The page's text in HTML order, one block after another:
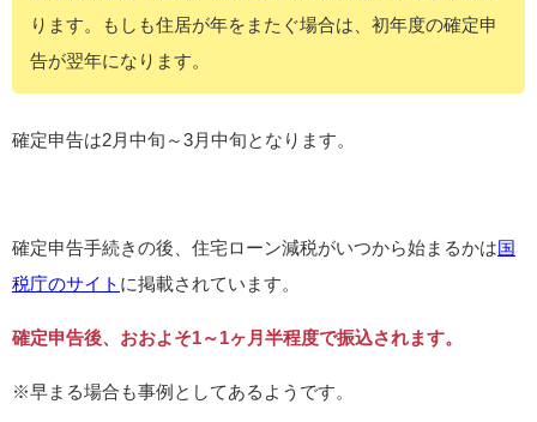
ります。もしも住居が年をまたぐ場合は、初年度の確定申
告が翌年になります。
確定申告は2月中旬～3月中旬となります。
確定申告手続きの後、住宅ローン減税がいつから始まるかは 国
税庁のサイト に掲載されています。
確定申告後、おおよそ1～1ヶ月半程度で振込されます。
※早まる場合も事例としてあるようです。